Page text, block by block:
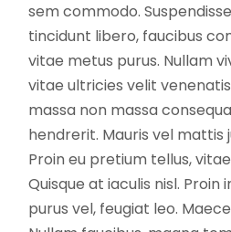
sem commodo.
tincidunt libero, faucibus
vitae metus purus. Nullam
vitae ultricies velit
massa non massa
hendrerit. Mauris vel mattis
Proin eu pretium tellus,
Quisque at iaculis nisl.
purus vel, feugiat leo.